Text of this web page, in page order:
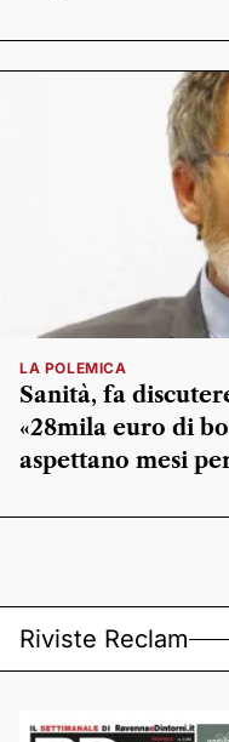
LA POLEMICA
Sanità, fa
«28mila euro di
aspettano mesi
Riviste Reclam